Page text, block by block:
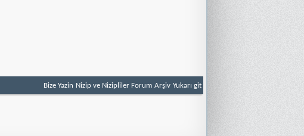
Bize Yazin Nizip ve Nizipliler Forum Arşiv Yukarı git